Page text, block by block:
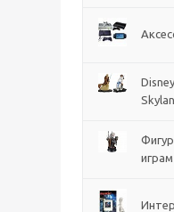
играм
The Blood